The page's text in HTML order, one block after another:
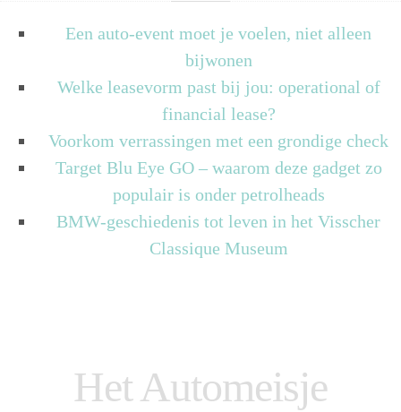
Een auto-event moet je voelen, niet alleen
bijwonen
Welke leasevorm past bij jou: operational of
financial lease?
Voorkom verrassingen met een grondige check
Target Blu Eye GO – waarom deze gadget zo
populair is onder petrolheads
BMW-geschiedenis tot leven in het Visscher
Classique Museum
Het Automeisje